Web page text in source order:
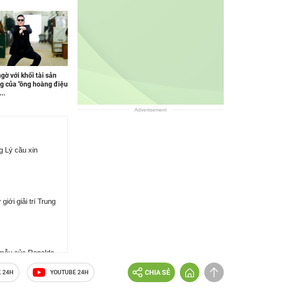
với khối tài sản
của "ông hoàng điệu
Lý cầu xin
giải trí Trung
của Ronaldo
ảnh mặc bikini
Advertisement
24H YOUTUBE 24H CHIA SẺ